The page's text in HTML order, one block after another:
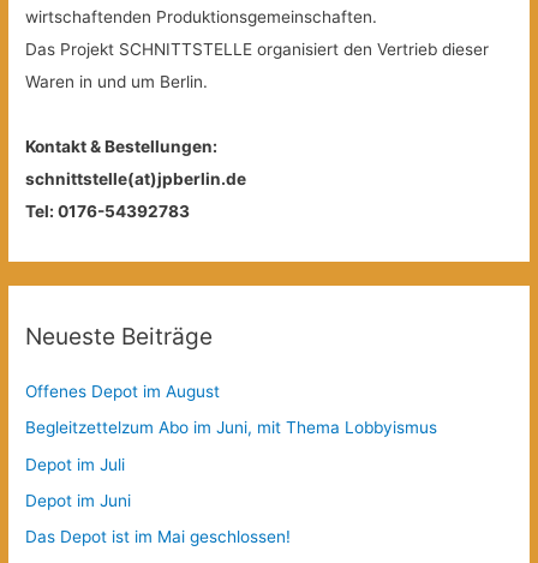
wirtschaftenden Produktionsgemeinschaften.
Das Projekt SCHNITTSTELLE organisiert den Vertrieb dieser
Waren in und um Berlin.
Kontakt & Bestellungen:
schnittstelle(at)jpberlin.de
Tel: 0176-54392783
Neueste Beiträge
Offenes Depot im August
Begleitzettelzum Abo im Juni, mit Thema Lobbyismus
Depot im Juli
Depot im Juni
Das Depot ist im Mai geschlossen!